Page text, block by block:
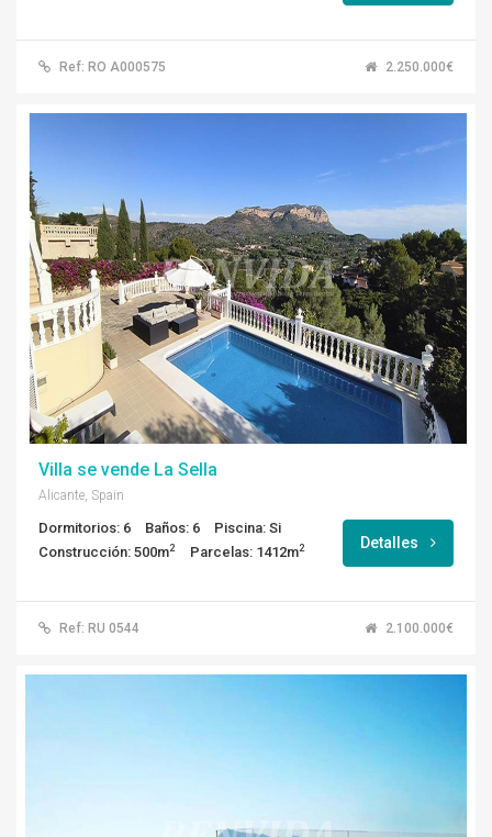
Ref: RO A000575 2.250.000€
Villa se vende La Sella
Alicante, Spain
Dormitorios: 6 Baños: 6
Piscina: Si
Construcción: 500m2 Parcelas: 1412m2 Detalles
Ref: RU 0544 2.100.000€